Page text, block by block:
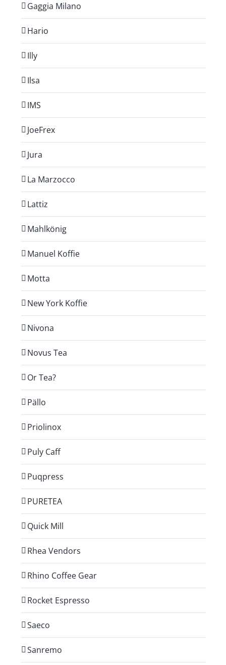
Gaggia Milano
Hario
Illy
Ilsa
IMS
JoeFrex
Jura
La Marzocco
Lattiz
Mahlkönig
Manuel Koffie
Motta
New York Koffie
Nivona
Novus Tea
Or Tea?
Pällo
Priolinox
Puly Caff
Puqpress
PURETEA
Quick Mill
Rhea Vendors
Rhino Coffee Gear
Rocket Espresso
Saeco
Sanremo